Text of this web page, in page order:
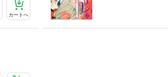
カートへ